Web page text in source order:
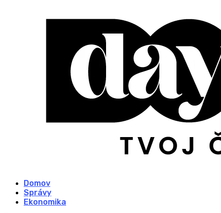
Domov
Správy
Ekonomika